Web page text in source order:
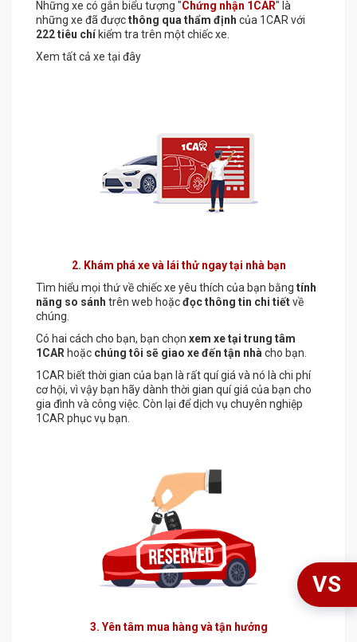
Những xe có gắn biểu tượng "Chứng nhận 1CAR" là
những xe đã đượcthông qua thẩm định của 1CAR với
222 tiêu chíkiểm tra trên một chiếc xe.
Xem tất cả xe tại đây
2. Khám phá xe và lái thử ngay tại nhà bạn
Tìm hiểu mọi thứ về chiếc xe yêu thích của bạn bằng tính
năng so sánh trên web hoặcđọc thông tin chi tiếtvề
chúng.
Có hai cách cho bạn, bạn chọn xem xe tại trung tâm
1CAR hoặc chúng tôi sẽ giao xe đến tận nhà cho bạn.
1CAR biết thời gian của bạn là rất quí giá và nó là chi phí
cơ hội, vì vậy bạn hãy dành thời gian quí giá của bạn cho
gia đình và công việc. Còn lại để dịch vụ chuyên nghiệp
1CAR phục vụ bạn.
3. Yên tâm mua hàng và tận hưởng
VS